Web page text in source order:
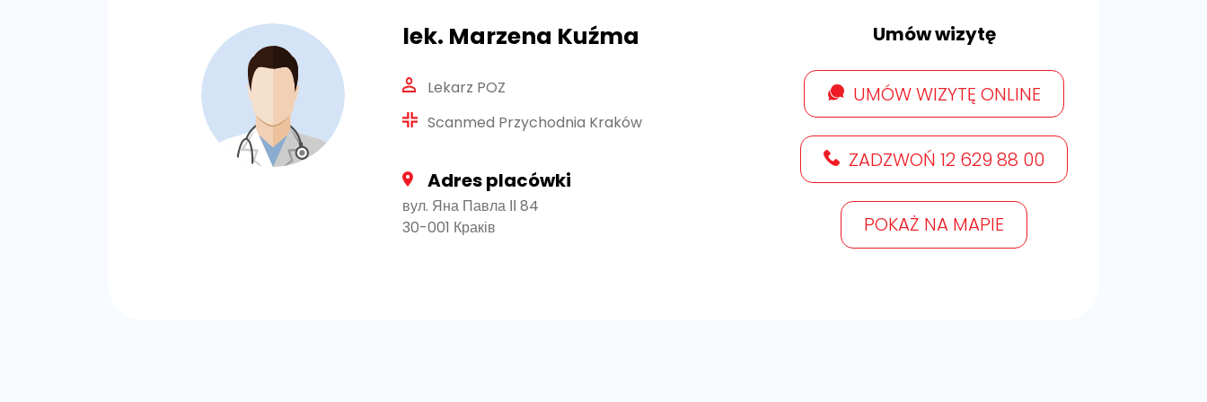
lek. Marzena Kuźma
Lekarz POZ
Scanmed Przychodnia Kraków
Adres placówki
вул. Яна Павла ІІ 84
30-001 Краків
Umów wizytę
UMÓW WIZYTĘ ONLINE
ZADZWOŃ 12 629 88 00
POKAŻ NA MAPIE